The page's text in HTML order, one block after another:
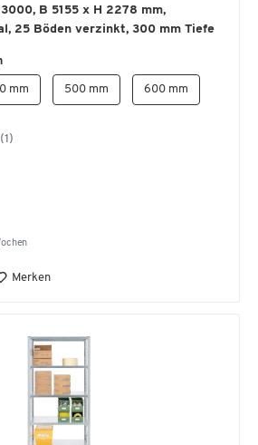
B 5155 x H 2278 mm,
25 Böden verzinkt, 300 mm Tiefe
mm 500 mm 600 mm
(1)
Merken